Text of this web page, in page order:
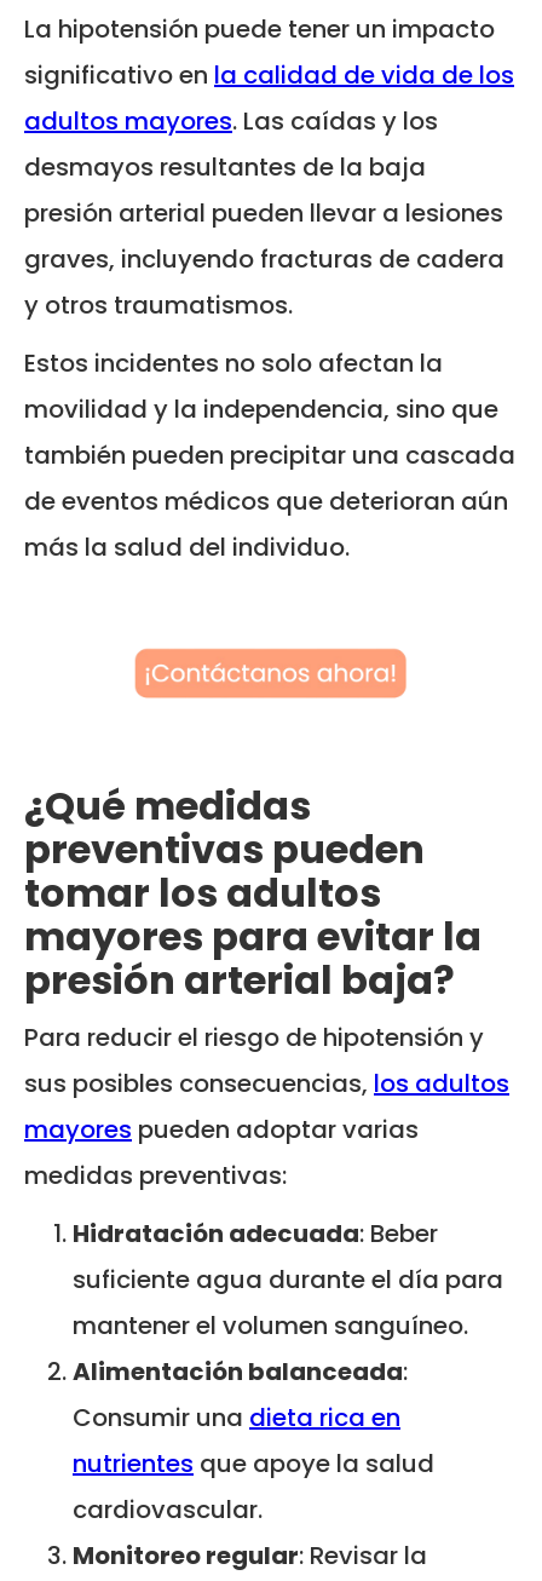
La hipotensión puede tener un impacto
significativo en la calidad de vida de los
adultos mayores. Las caídas y los
desmayos resultantes de la baja
presión arterial pueden llevar a lesiones
graves, incluyendo fracturas de cadera
y otros traumatismos.
Estos incidentes no solo afectan la
movilidad y la independencia, sino que
también pueden precipitar una cascada
de eventos médicos que deterioran aún
más la salud del individuo.
¿Qué medidas
preventivas pueden
tomar los adultos
mayores para evitar la
presión arterial baja?
Para reducir el riesgo de hipotensión y
sus posibles consecuencias, los adultos
mayores pueden adoptar varias
medidas preventivas:
Hidratación adecuada: Beber
suficiente agua durante el día para
mantener el volumen sanguíneo.
Alimentación balanceada:
Consumir una dieta rica en
nutrientes que apoye la salud
cardiovascular.
Monitoreo regular: Revisar la